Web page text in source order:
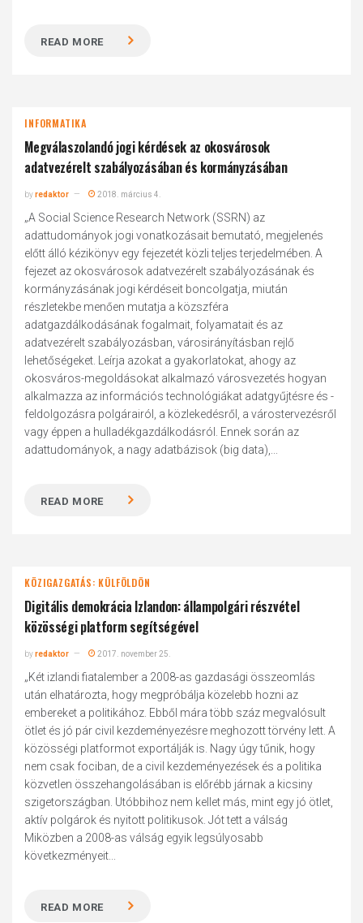
READ MORE
INFORMATIKA
Megválaszolandó jogi kérdések az okosvárosok
adatvezérelt szabályozásában és kormányzásában
byredaktor 2018. március 4.
„A Social Science Research Network (SSRN) az
adattudományok jogi vonatkozásait bemutató, megjelenés
előtt álló kézikönyv egy fejezetét közli teljes terjedelmében. A
fejezet az okosvárosok adatvezérelt szabályozásának és
kormányzásának jogi kérdéseit boncolgatja, miután
részletekbe menően mutatja a közszféra
adatgazdálkodásának fogalmait, folyamatait és az
adatvezérelt szabályozásban, városirányításban rejlő
lehetőségeket. Leírja azokat a gyakorlatokat, ahogy az
okosváros-megoldásokat alkalmazó városvezetés hogyan
alkalmazza az információs technológiákat adatgyűjtésre és -
feldolgozásra polgárairól, a közlekedésről, a várostervezésről
vagy éppen a hulladékgazdálkodásról. Ennek során az
adattudományok, a nagy adatbázisok (big data),...
READ MORE
KÖZIGAZGATÁS: KÜLFÖLDÖN
Digitális demokrácia Izlandon: állampolgári részvétel
közösségi platform segítségével
byredaktor 2017. november 25.
„Két izlandi fiatalember a 2008-as gazdasági összeomlás
után elhatározta, hogy megpróbálja közelebb hozni az
embereket a politikához. Ebből mára több száz megvalósult
ötlet és jó pár civil kezdeményezésre meghozott törvény lett. A
közösségi platformot exportálják is. Nagy úgy tűnik, hogy
nem csak fociban, de a civil kezdeményezések és a politika
közvetlen összehangolásában is előrébb járnak a kicsiny
szigetországban. Utóbbihoz nem kellet más, mint egy jó ötlet,
aktív polgárok és nyitott politikusok. Jót tett a válság
Miközben a 2008-as válság egyik legsúlyosabb
következményeit...
READ MORE